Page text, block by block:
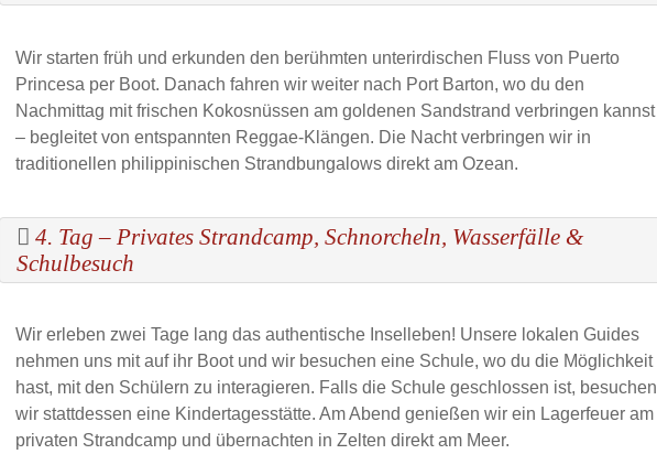
Wir starten früh und erkunden den berühmten unterirdischen Fluss von Puerto
Princesa per Boot. Danach fahren wir weiter nach Port Barton, wo du den
Nachmittag mit frischen Kokosnüssen am goldenen Sandstrand verbringen kannst
– begleitet von entspannten Reggae-Klängen. Die Nacht verbringen wir in
traditionellen philippinischen Strandbungalows direkt am Ozean.
4. Tag – Privates Strandcamp, Schnorcheln, Wasserfälle &
Schulbesuch
Wir erleben zwei Tage lang das authentische Inselleben! Unsere lokalen Guides
nehmen uns mit auf ihr Boot und wir besuchen eine Schule, wo du die Möglichkeit
hast, mit den Schülern zu interagieren. Falls die Schule geschlossen ist, besuchen
wir stattdessen eine Kindertagesstätte. Am Abend genießen wir ein Lagerfeuer am
privaten Strandcamp und übernachten in Zelten direkt am Meer.